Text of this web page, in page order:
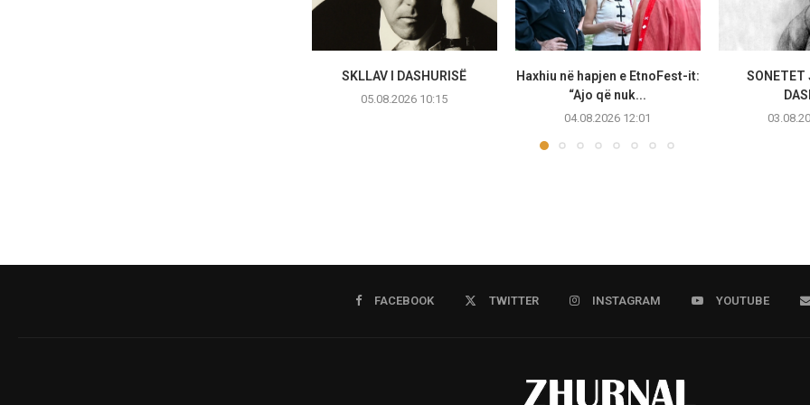
SKLLAV I DASHURISË
05.08.2026 10:15
Haxhiu në hapjen e EtnoFest-it:
“Ajo që nuk...
04.08.2026 12:01
SONETET
FACEBOOK TWITTER INSTAGRAM YOUTUBE